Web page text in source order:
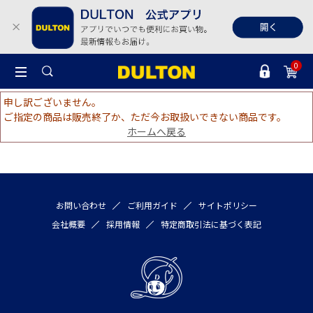
0
申し訳ございません。
ご指定の商品は販売終了か、ただ今お取扱いできない商品です。
ホームへ戻る
お問い合わせ ご利用ガイド
サイトポリシー
会社概要
採用情報 特定商取引法に基づく表記